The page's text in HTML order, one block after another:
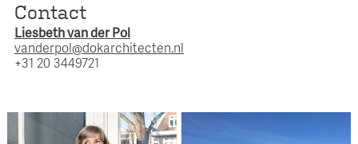
Contact
Liesbeth van der Pol
vanderpol@dokarchitecten.nl
+31 20 3449721